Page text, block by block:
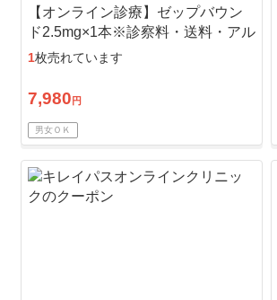
【オンライン診療】ゼップバウン
ド2.5mg×1本※診察料・送料・アル
コール綿込／リピート可
1枚売れています
7,980 円
男女ＯＫ